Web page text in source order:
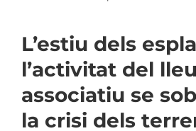
L’estiu dels
l’activitat del
associatiu se
la crisi dels